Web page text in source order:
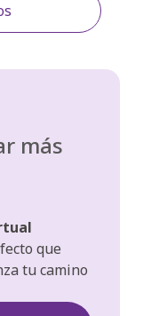
más
que
tu camino